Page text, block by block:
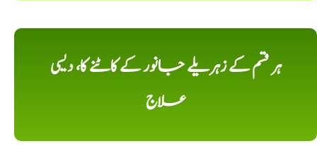
ہر قسم کے زہریلے جانور کے کاٹنے کا، دیسی
علاج